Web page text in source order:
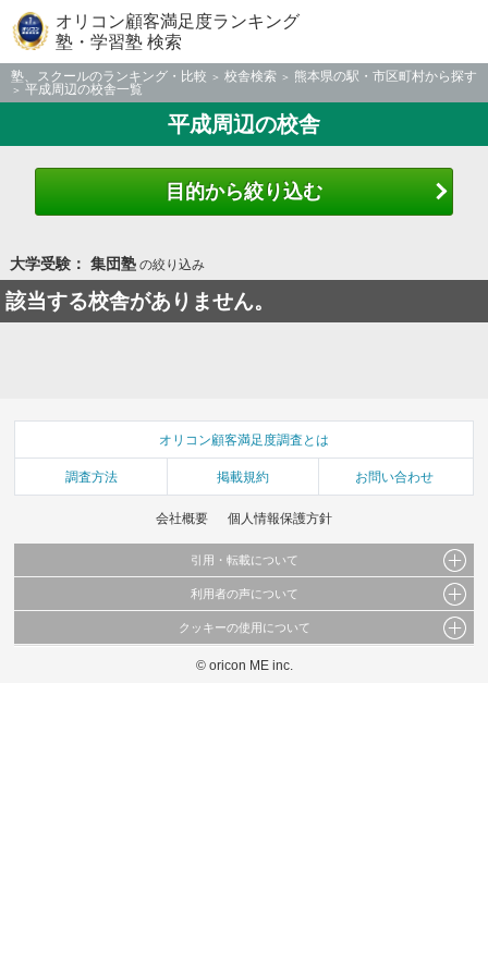
オリコン顧客満足度ランキング
塾・学習塾 検索
塾、スクールのランキング・比較 校舎検索
熊本県の駅・市区町村から探す
平成周辺の校舎一覧
平成周辺の校舎
目的から絞り込む
大学受験： 集団塾の絞り込み
該当する校舎がありません。
オリコン顧客満足度調査とは
調査方法 掲載規約 お問い合わせ
会社概要 個人情報保護方針
引用・転載について
当サイトで公開されている情報（文字、写真、イラスト、画像データ等）及びこれらの配
これらの情報を権利者の許可なく無断転載・複製などの二次利用を行うことは固く禁じて
利用者の声について
当サイトに掲載している内容はすべてサービスの利用者が提出された見解・感想です。
弊社の見解・ 意見ではないことをご理解いただいた上でご覧ください。
クッキーの使用について
このサイトでは Cookie を使用して、ユーザーに合わせたコンテンツや広告の表示、ソー
© oricon ME inc.